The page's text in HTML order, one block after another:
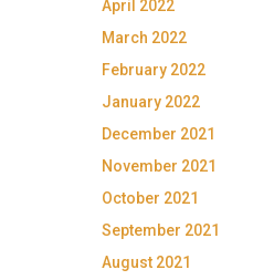
April 2022
March 2022
February 2022
January 2022
December 2021
November 2021
October 2021
September 2021
August 2021